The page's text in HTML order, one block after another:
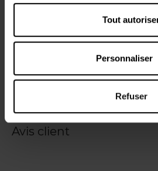
Tout
Personnaliser
Refuser
Conseils d’utilisation : Matin et
de produit sur votre visage
puis rincez à l’eau claire. En cas
yeux, rincez abondamment et
Avis client